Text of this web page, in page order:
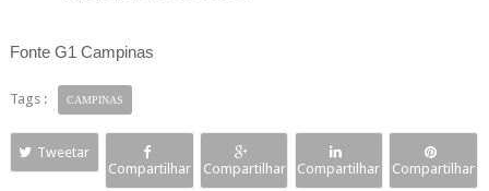
Fonte G1 Campinas
Tags : CAMPINAS
Tweetar
Compartilhar
Compartilhar Compartilhar Compartilhar